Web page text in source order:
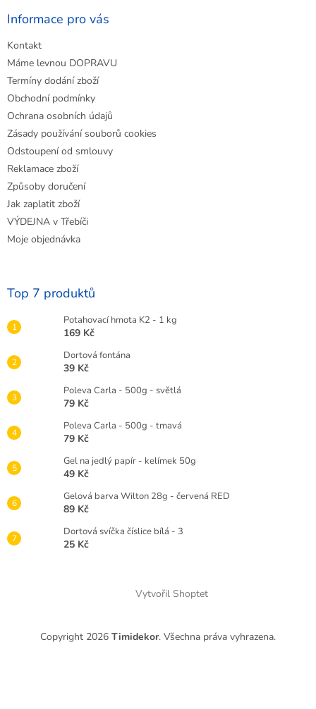
Informace pro vás
Kontakt
Máme levnou DOPRAVU
Termíny dodání zboží
Obchodní podmínky
Ochrana osobních údajů
Zásady používání souborů cookies
Odstoupení od smlouvy
Reklamace zboží
Způsoby doručení
Jak zaplatit zboží
VÝDEJNA v Třebíči
Moje objednávka
Top 7 produktů
Potahovací hmota K2 - 1 kg
169 Kč
Dortová fontána
39 Kč
Poleva Carla - 500g - světlá
79 Kč
Poleva Carla - 500g - tmavá
79 Kč
Gel na jedlý papír - kelímek 50g
49 Kč
Gelová barva Wilton 28g - červená RED
89 Kč
Dortová svíčka číslice bílá - 3
25 Kč
Vytvořil Shoptet
Copyright 2026 Timidekor. Všechna práva vyhrazena.